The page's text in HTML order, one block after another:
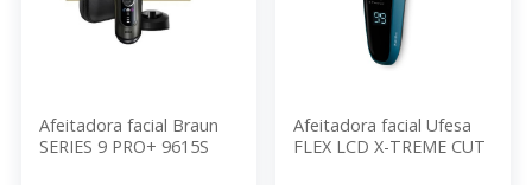
Afeitadora facial Braun
SERIES 9 PRO+ 9615S
Afeitadora facial Ufesa
FLEX LCD X-TREME CUT